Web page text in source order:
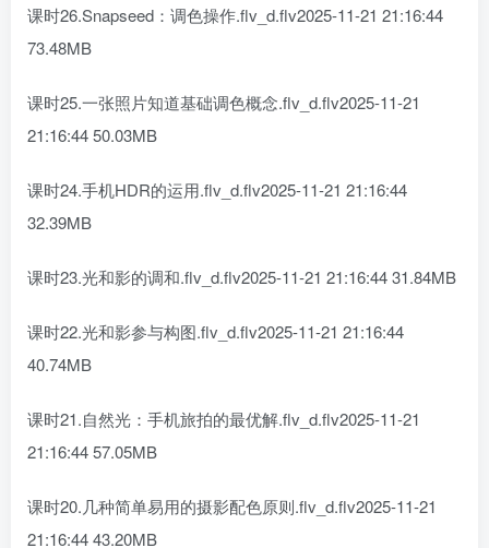
课时26.Snapseed：调色操作.flv_d.flv2025-11-21 21:16:44
73.48MB
课时25.一张照片知道基础调色概念.flv_d.flv2025-11-21
21:16:44 50.03MB
课时24.手机HDR的运用.flv_d.flv2025-11-21 21:16:44
32.39MB
课时23.光和影的调和.flv_d.flv2025-11-21 21:16:44 31.84MB
课时22.光和影参与构图.flv_d.flv2025-11-21 21:16:44
40.74MB
课时21.自然光：手机旅拍的最优解.flv_d.flv2025-11-21
21:16:44 57.05MB
课时20.几种简单易用的摄影配色原则.flv_d.flv2025-11-21
21:16:44 43.20MB